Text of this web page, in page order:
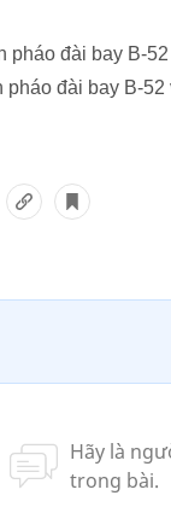
pháo đài bay B-
đài bay B-